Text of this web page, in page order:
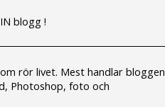
blogg !
rör livet. Mest handlar bloggen
Photoshop, foto och